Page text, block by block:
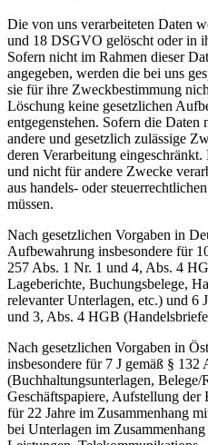
Die von uns verarbeiteten Daten
und 18 DSGVO gelöscht oder in
Sofern nicht im Rahmen dieser
angegeben, werden die bei uns
sie für ihre Zweckbestimmung
Löschung keine gesetzlichen
entgegenstehen. Sofern die
andere und gesetzlich zulässige
deren Verarbeitung
und nicht für andere Zwecke
aus handels- oder
müssen.
Nach gesetzlichen Vorgaben in
Aufbewahrung insbesondere für
257 Abs. 1 Nr. 1 und 4, Abs. 4
Lageberichte, Buchungsbelege,
relevanter Unterlagen, etc.) und 6
und 3, Abs. 4 HGB
Nach gesetzlichen Vorgaben in
insbesondere für 7 J gemäß § 132
(Buchhaltungsunterlagen,
Geschäftspapiere, Aufstellung der
für 22 Jahre im Zusammenhang
bei Unterlagen im